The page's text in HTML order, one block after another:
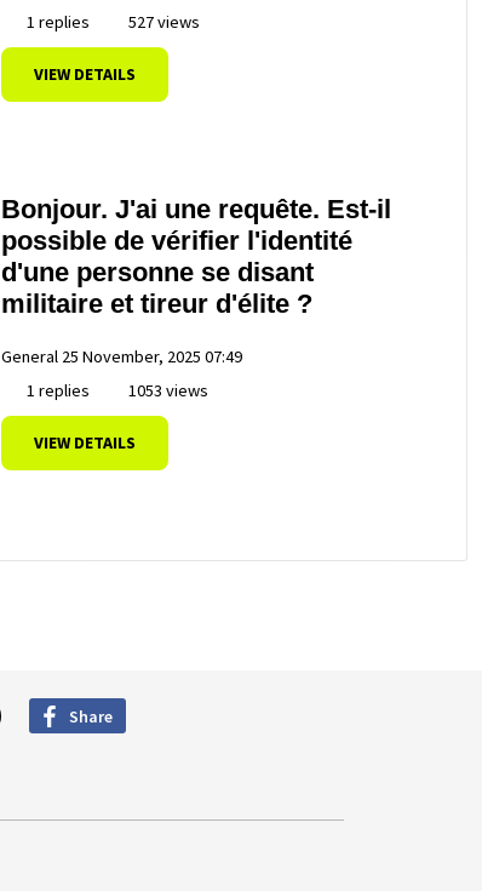
1 replies
527 views
VIEW DETAILS
Bonjour. J'ai une requête. Est-il
possible de vérifier l'identité
d'une personne se disant
militaire et tireur d'élite ?
General 25 November, 2025 07:49
1 replies
1053 views
VIEW DETAILS
Share